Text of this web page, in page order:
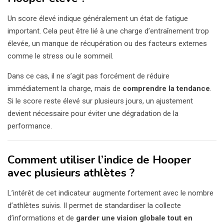
Un score élevé indique généralement un état de fatigue
important. Cela peut être lié à une charge d’entraînement trop
élevée, un manque de récupération ou des facteurs externes
comme le stress ou le sommeil.
Dans ce cas, il ne s’agit pas forcément de réduire
immédiatement la charge, mais de comprendre la tendance.
Si le score reste élevé sur plusieurs jours, un ajustement
devient nécessaire pour éviter une dégradation de la
performance.
Comment utiliser l’indice de Hooper
avec plusieurs athlètes ?
L’intérêt de cet indicateur augmente fortement avec le nombre
d’athlètes suivis. Il permet de standardiser la collecte
d’informations et de garder une vision globale tout en